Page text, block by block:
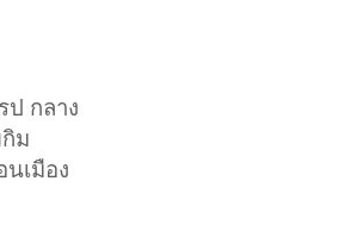
ป กลาง
ม
เมือง